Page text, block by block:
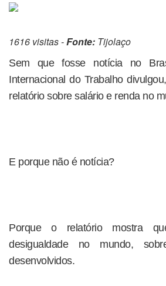
1616 visitas -Fonte: Tijolaço
Sem que fosse notícia no
Internacional do Trabalho
relatório sobre salário e renda no
E porque não é notícia?
Porque o relatório mostra
desigualdade no mundo,
desenvolvidos.